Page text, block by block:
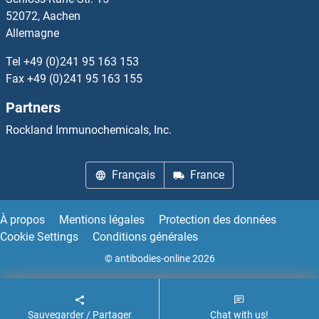
Apolipoprotein F Kits ELISA
Apolipoprotein L 2 Kits ELISA
Apolipoprotein M Kits ELISA
Apoptosis Inhibitor 5 Kits ELISA
Apotransferrin Kits ELISA
APP Kits ELISA
52072, Aachen
Allemagne
Tel +49 (0)241 95 163 153
Fax +49 (0)241 95 163 155
Partners
Rockland Immunochemicals, Inc.
Français France
À propos Mentions légales
Protection des données
Cookie Settings
Conditions générales
© antibodies-online 2026
Sauvegarder / Partager Chat with us!